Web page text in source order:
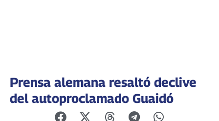
Prensa alemana resaltó declive
del autoproclamado Guaidó